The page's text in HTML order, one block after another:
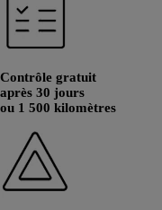
Contrôle gratuit
après 30 jours
ou 1 500 kilomètres